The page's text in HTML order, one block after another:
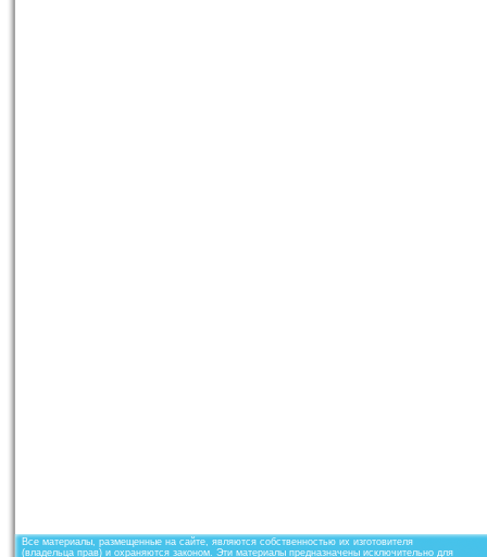
Все материалы, размещенные на сайте, являются собственностью их изготовителя
(владельца прав) и охраняются законом. Эти материалы предназначены исключительно для